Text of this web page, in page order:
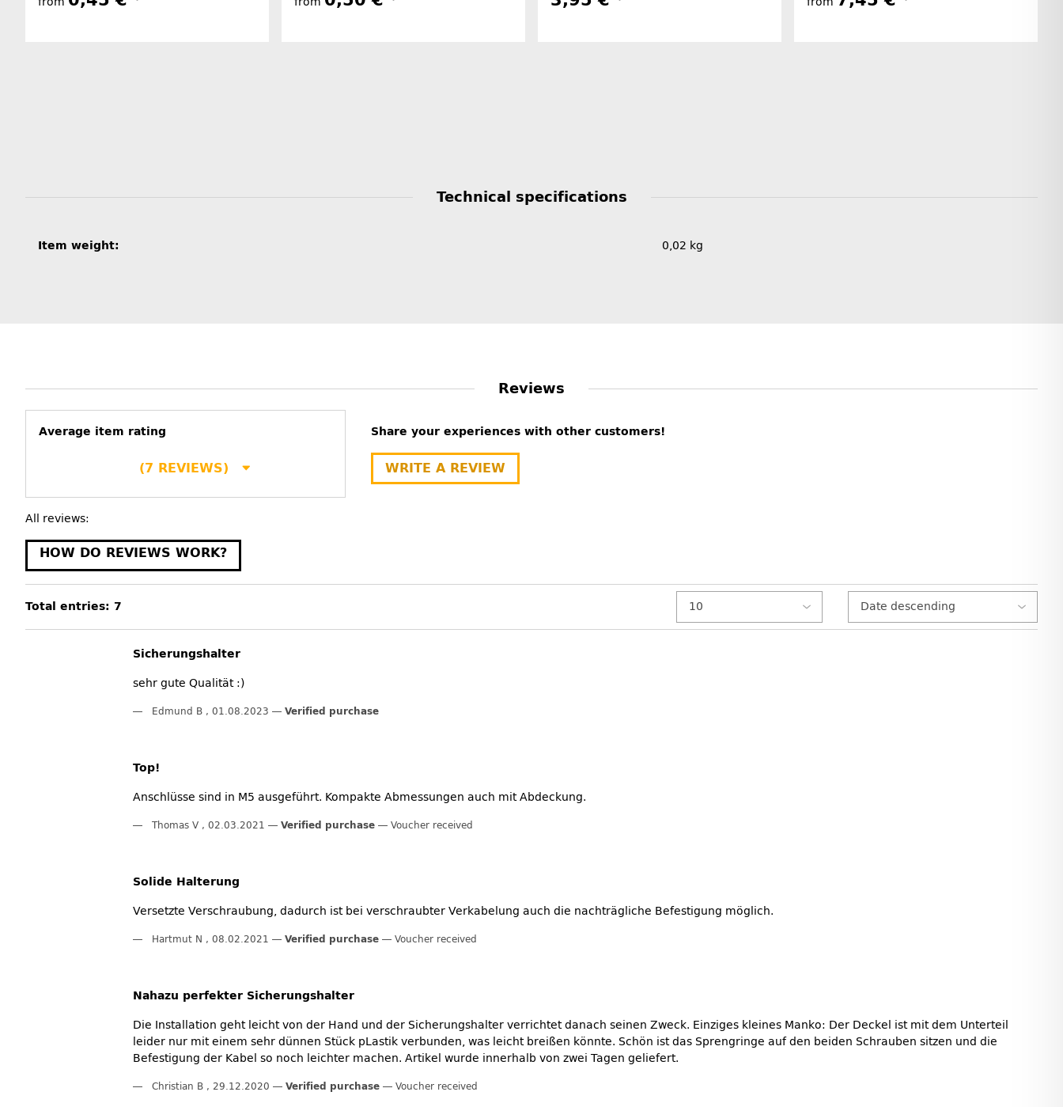
Technical specifications
Item information
Value
Item weight: 0,02 kg
Reviews
Average item rating
(7 REVIEWS)
Share your experiences with other customers!
WRITE A REVIEW
All reviews:
HOW DO REVIEWS WORK?
Total entries: 7
Sicherungshalter
sehr gute Qualität :)
Edmund B , 01.08.2023 Verified purchase
Top!
Anschlüsse sind in M5 ausgeführt. Kompakte Abmessungen auch mit Abdeckung.
Thomas V , 02.03.2021 Verified purchase Voucher received
Solide Halterung
Versetzte Verschraubung, dadurch ist bei verschraubter Verkabelung auch die nachträgliche Befestigung möglich.
Hartmut N , 08.02.2021 Verified purchase Voucher received
Nahazu perfekter Sicherungshalter
Die Installation geht leicht von der Hand und der Sicherungshalter verrichtet danach seinen Zweck. Einziges kleines Manko: Der Deckel ist mit dem Unterteil
leider nur mit einem sehr dünnen Stück pLastik verbunden, was leicht breißen könnte. Schön ist das Sprengringe auf den beiden Schrauben sitzen und die
Befestigung der Kabel so noch leichter machen. Artikel wurde innerhalb von zwei Tagen geliefert.
Christian B , 29.12.2020 Verified purchase Voucher received